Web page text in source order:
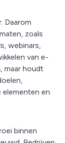
Daarom
zoals
webinars,
van e-
maar houdt
elementen en
binnen